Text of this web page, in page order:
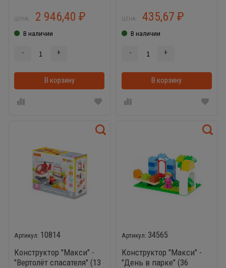
ЦЕНА: 2 946,40 ₽
В наличии
- +
В корзину В корзинке
ЦЕНА: 435,67₽
В наличии
- +
В корзину
10814
Конструктор "Макси" -
"Вертолёт спасателя" (13
34565
Конструктор "Макси" -
"День в парке" (36